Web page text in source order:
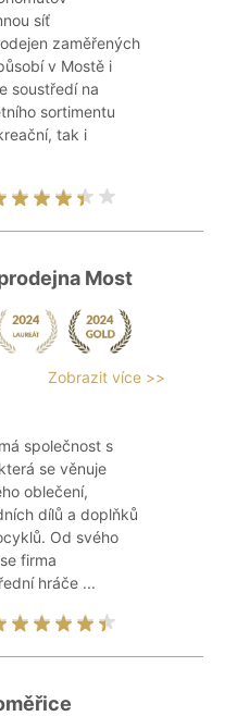
síť
zaměřených
v Mostě i
soustředí na
sortimentu
tak i
Most
Zobrazit více >>
společnost s
se věnuje
oblečení,
dílů a doplňků
Od svého
firma
hráče ...